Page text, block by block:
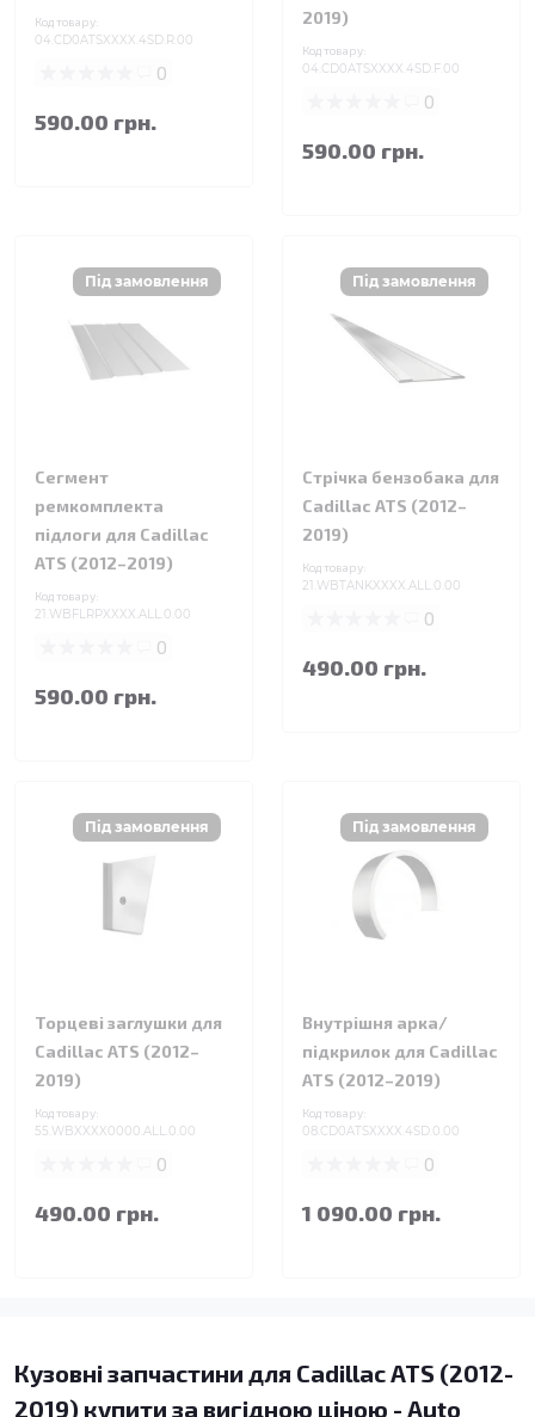
Код товару:
04.CD0ATSXXXX.4SD.R.00
0
590.00 грн.
2019)
Код товару:
04.CD0ATSXXXX.4SD.F.00
0
590.00 грн.
Сегмент
ремкомплекта
підлоги для Cadillac
ATS (2012–2019)
Код товару:
21.WBFLRPXXXX.ALL.0.00
0
590.00 грн.
Стрічка бензобака для
Cadillac ATS (2012–
2019)
Код товару:
21.WBTANKXXXX.ALL.0.00
0
490.00 грн.
Торцеві заглушки для
Cadillac ATS (2012–
2019)
Код товару:
55.WBXXXX0000.ALL.0.00
0
490.00 грн.
Внутрішня арка/
підкрилок для Cadillac
ATS (2012–2019)
Код товару:
08.CD0ATSXXXX.4SD.0.00
0
1 090.00 грн.
Кузовні запчастини для Cadillac ATS (2012-
2019) купити за вигідною ціною - Auto